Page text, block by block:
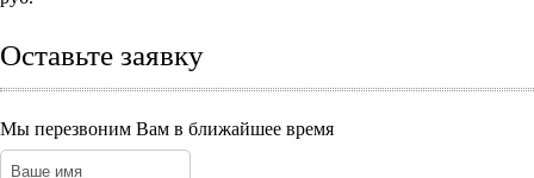
Оставьте заявку
Мы перезвоним Вам в ближайшее время